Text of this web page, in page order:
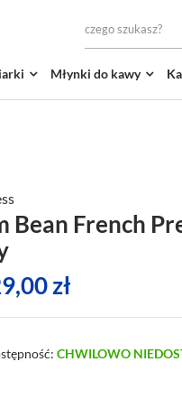
Młynki do kawy
Bean French
zł
CHWILOWO